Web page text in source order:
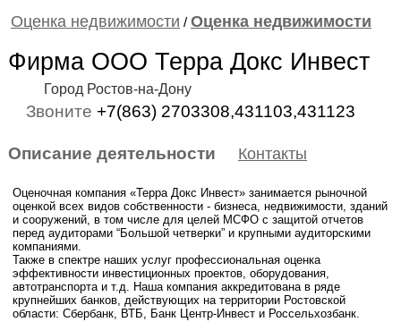
Оценка недвижимости / Оценка недвижимости
Фирма ООО Терра Докс Инвест
Город Ростов-на-Дону
Звоните +7(863) 2703308,431103,431123
Описание деятельности Контакты
Оценочная компания «Терра Докс Инвест» занимается рыночной
оценкой всех видов собственности - бизнеса, недвижимости, зданий
и сооружений, в том числе для целей МСФО с защитой отчетов
перед аудиторами “Большой четверки” и крупными аудиторскими
компаниями.
Также в спектре наших услуг профессиональная оценка
эффективности инвестиционных проектов, оборудования,
автотранспорта и т.д. Наша компания аккредитована в ряде
крупнейших банков, действующих на территории Ростовской
области: Сбербанк, ВТБ, Банк Центр-Инвест и Россельхозбанк.